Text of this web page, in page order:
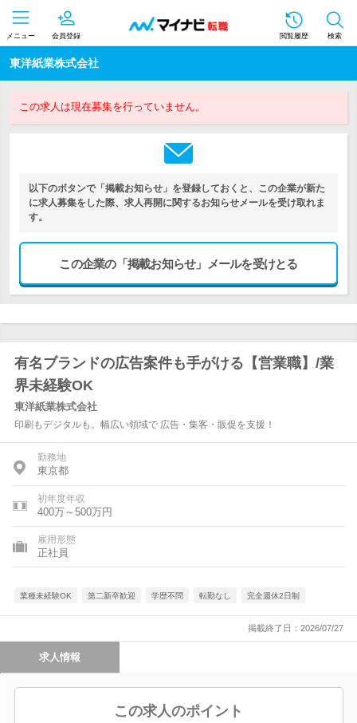
メニュー 会員登録 閲覧履歴 検索
東洋紙業株式会社
この求人は現在募集を行っていません。
以下のボタンで「掲載お知らせ」を登録しておくと、この企業が新た
に求人募集をした際、求人再開に関するお知らせメールを受け取れま
す。
この企業の「掲載お知らせ」メールを受けとる
有名ブランドの広告案件も手がける【営業職】/業
界未経験OK
東洋紙業株式会社
印刷もデジタルも。幅広い領域で 広告・集客・販促を支援！
勤務地
東京都
初年度年収
400万～500万円
雇用形態
正社員
業種未経験OK 第二新卒歓迎 学歴不問 転勤なし 完全週休2日制
掲載終了日：2026/07/27
求人情報
この求人のポイント